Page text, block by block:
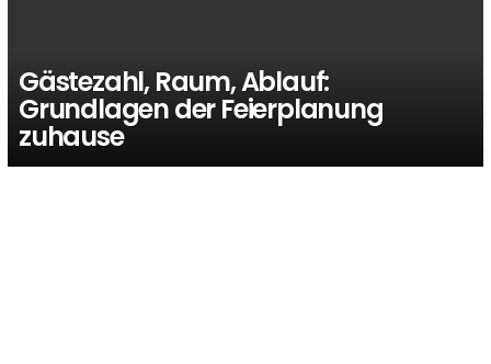
Gästezahl, Raum, Ablauf:
Grundlagen der Feierplanung
zuhause